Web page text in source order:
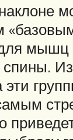
мышц
эти